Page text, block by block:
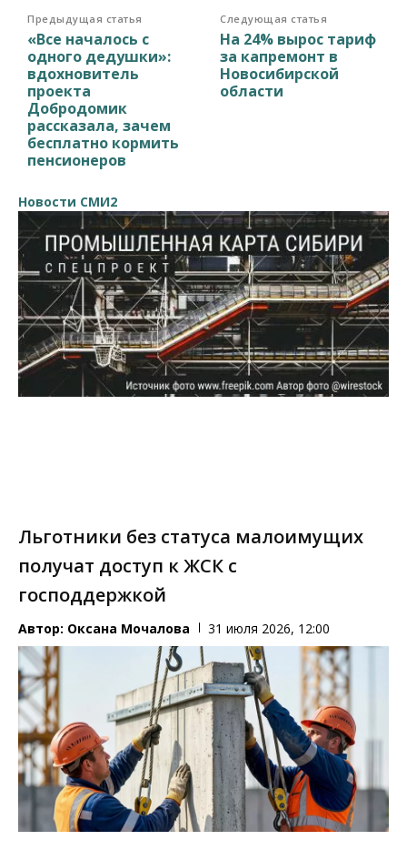
Предыдущая статья
«Все началось с
одного дедушки»:
вдохновитель
проекта
Добродомик
рассказала, зачем
бесплатно кормить
пенсионеров
Следующая статья
На 24% вырос тариф
за капремонт в
Новосибирской
области
Новости СМИ2
Льготники без статуса малоимущих
получат доступ к ЖСК с
господдержкой
Автор: Оксана Мочалова 31 июля 2026, 12:00